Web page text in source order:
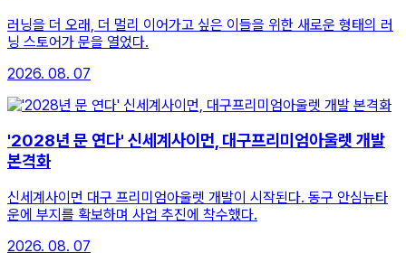
러닝을 더 오래, 더 멀리 이어가고 싶은 이들을 위한 새로운 형태의 러
닝 스토어가 문을 열었다.
2026. 08. 07
'2028년 문 연다' 신세계사이먼, 대구프리미엄아울렛 개발
본격화
신세계사이먼 대구 프리미엄아울렛 개발이 시작된다. 동구 안심뉴타
운에 부지를 확보하며 사업 추진에 착수했다.
2026. 08. 07